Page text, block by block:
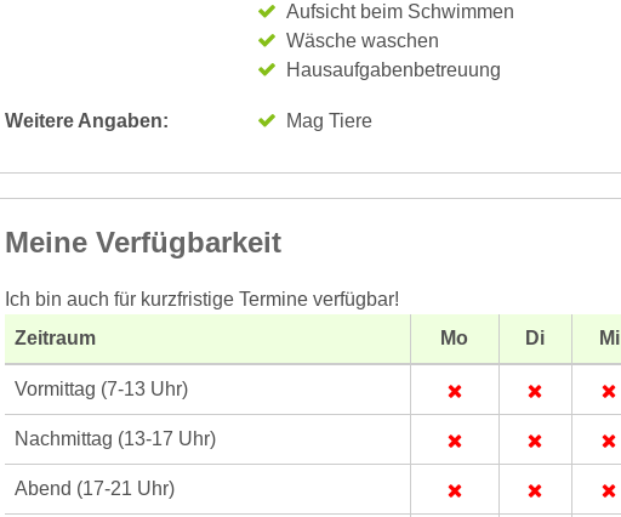
Aufsicht beim Schwimmen
Wäsche waschen
Hausaufgabenbetreuung
Weitere Angaben: Mag Tiere
Meine Verfügbarkeit
Ich bin auch für kurzfristige Termine verfügbar!
Zeitraum
Mo Di Mi
Vormittag (7-13 Uhr)
Nachmittag (13-17 Uhr)
Abend (17-21 Uhr)